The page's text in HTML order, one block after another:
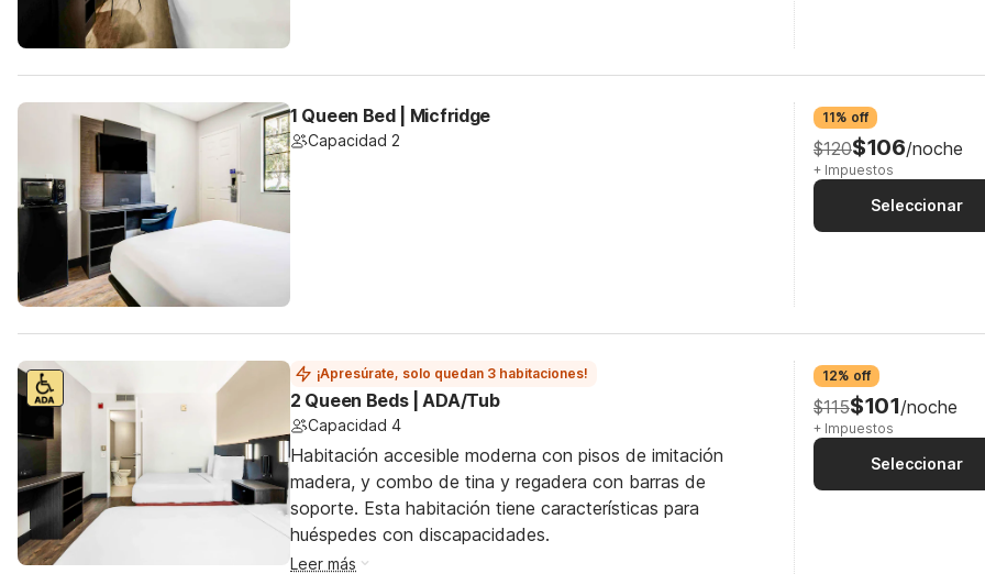
1 Queen Bed | Micfridge
Capacidad 2
11% off
$120$106/noche
+ Impuestos
Seleccionar
¡Apresúrate, solo quedan 3 habitaciones!
2 Queen Beds | ADA/Tub
Capacidad 4
Habitación accesible moderna con pisos de imitación
madera, y combo de tina y regadera con barras de
soporte. Esta habitación tiene características para
huéspedes con discapacidades.
Leer más
12% off
$115$101/noche
+ Impuestos
Seleccionar